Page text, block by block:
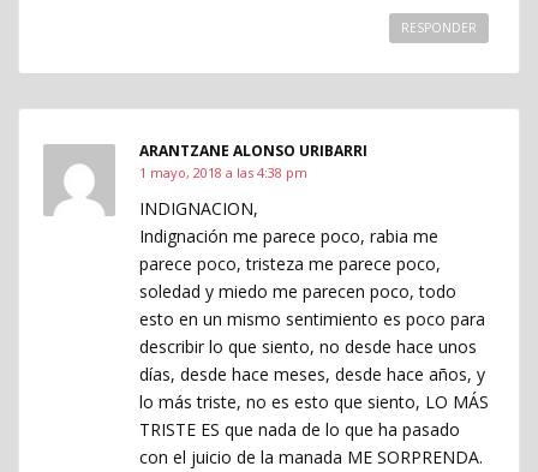
RESPONDER
ARANTZANE ALONSO URIBARRI
1 mayo, 2018 a las 4:38 pm
INDIGNACION,
Indignación me parece poco, rabia me
parece poco, tristeza me parece poco,
soledad y miedo me parecen poco, todo
esto en un mismo sentimiento es poco para
describir lo que siento, no desde hace unos
días, desde hace meses, desde hace años, y
lo más triste, no es esto que siento, LO MÁS
TRISTE ES que nada de lo que ha pasado
con el juicio de la manada ME SORPRENDA.